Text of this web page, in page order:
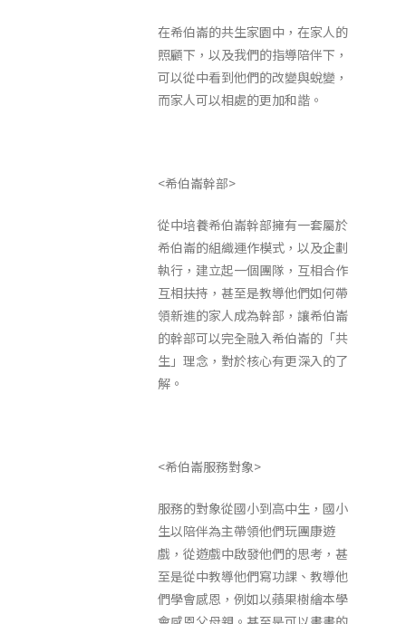
在希伯崙的共生家園中，在家人的
照顧下，以及我們的指導陪伴下，
可以從中看到他們的改變與蛻變，
而家人可以相處的更加和諧。
<希伯崙幹部>
從中培養希伯崙幹部擁有一套屬於
希伯崙的組織運作模式，以及企劃
執行，建立起一個團隊，互相合作
互相扶持，甚至是教導他們如何帶
領新進的家人成為幹部，讓希伯崙
的幹部可以完全融入希伯崙的「共
生」理念，對於核心有更深入的了
解。
<希伯崙服務對象>
服務的對象從國小到高中生，國小
生以陪伴為主帶領他們玩團康遊
戲，從遊戲中啟發他們的思考，甚
至是從中教導他們寫功課、教導他
們學會感恩，例如以蘋果樹繪本學